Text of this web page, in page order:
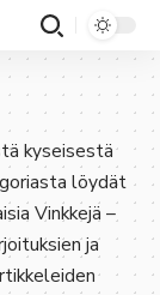
kyseisestä
löydät
Vinkkejä –
ja